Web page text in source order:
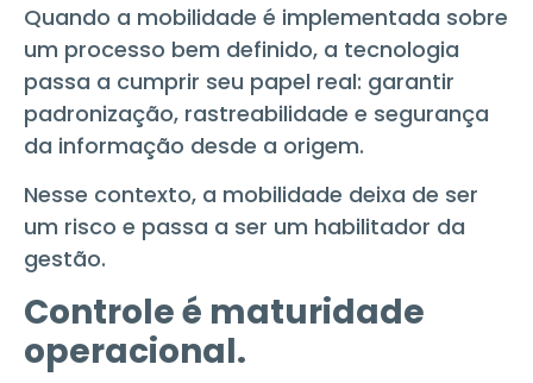
Quando a mobilidade é implementada sobre
um processo bem definido, a tecnologia
passa a cumprir seu papel real: garantir
padronização, rastreabilidade e segurança
da informação desde a origem.
Nesse contexto, a mobilidade deixa de ser
um risco e passa a ser um habilitador da
gestão.
Controle é maturidade
operacional.